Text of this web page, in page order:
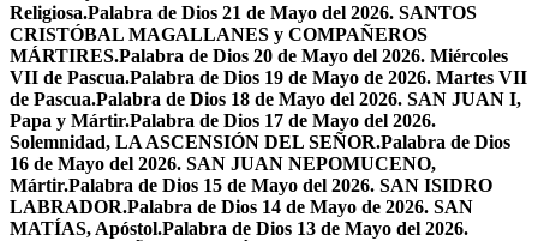
Religiosa.Palabra de Dios 21 de Mayo del 2026. SANTOS
CRISTÓBAL MAGALLANES y COMPAÑEROS
MÁRTIRES.Palabra de Dios 20 de Mayo del 2026. Miércoles
VII de Pascua.Palabra de Dios 19 de Mayo de 2026. Martes VII
de Pascua.Palabra de Dios 18 de Mayo del 2026. SAN JUAN I,
Papa y Mártir.Palabra de Dios 17 de Mayo del 2026.
Solemnidad, LA ASCENSIÓN DEL SEÑOR.Palabra de Dios
16 de Mayo del 2026. SAN JUAN NEPOMUCENO,
Mártir.Palabra de Dios 15 de Mayo del 2026. SAN ISIDRO
LABRADOR.Palabra de Dios 14 de Mayo de 2026. SAN
MATÍAS, Apóstol.Palabra de Dios 13 de Mayo del 2026.